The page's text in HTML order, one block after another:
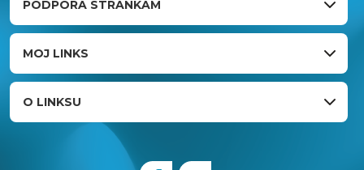
PODPORA STRANKAM
MOJ LINKS
O LINKSU